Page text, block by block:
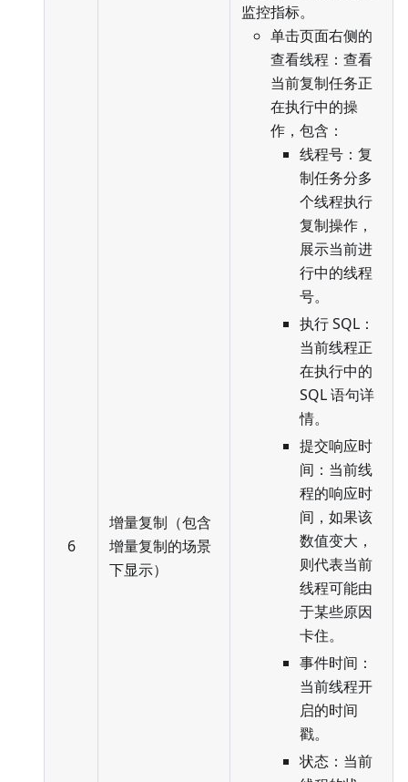
6
增量复制（包含
增量复制的场景
下显示）
监控指标。
单击页面右侧的
查看线程：查看
当前复制任务正
在执行中的操
作，包含：
线程号：复
制任务分多
个线程执行
复制操作，
展示当前进
行中的线程
号。
执行 SQL：
当前线程正
在执行中的
SQL 语句详
情。
提交响应时
间：当前线
程的响应时
间，如果该
数值变大，
则代表当前
线程可能由
于某些原因
卡住。
事件时间：
当前线程开
启的时间
戳。
状态：当前